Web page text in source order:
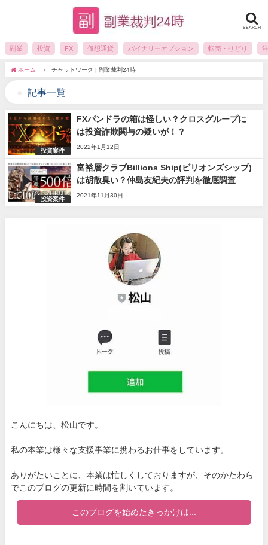
SEARCH
副業 投資 FX 仮想通貨 バイナリーオプション 転売・せどり
ホーム チャットワーク | 副業裁判24時
記事一覧
投資案件
FXパンドラの箱は怪しい？クロスグループに
は投資詐欺関与の疑いが！？
2022年1月12日
投資案件
富裕層クラブBillions Ship(ビリオンズシップ)
は胡散臭い？仲島友紀夫の評判を徹底調査
2021年11月30日
こんにちは、松山です。
私の本業は様々な支援事業に携わるお仕事をしています。
ありがたいことに、本業は忙しくしておりますが、そのかたわら
でこのブログの更新に時間を割いています。
このブログを始めたきっかけは...